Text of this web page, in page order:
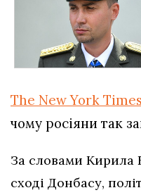
The New York Times
чому росіяни так
За словами Кирила
сході Донбасу,